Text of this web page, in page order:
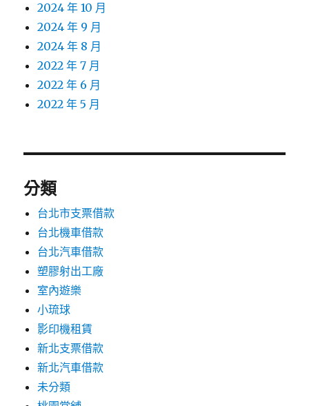
2024 年 10 月
2024 年 9 月
2024 年 8 月
2022 年 7 月
2022 年 6 月
2022 年 5 月
分類
台北市支票借款
台北機車借款
台北汽車借款
塑膠射出工廠
室內遊樂
小琉球
影印機租賃
新北支票借款
新北汽車借款
未分類